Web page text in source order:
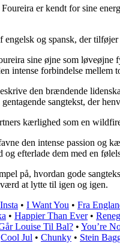
er kendt for sine
og spansk, der
sine øjne som
intense forbindelse mellem
den brændende
sangtekst, der
kærlighed som en
den intense passion og
efterlade dem med en
på, hvordan gode
at lytte til igen og igen.
• I Want You • Fra
• Happier Than Ever•
Louise Til Bal? • You’re
Cool Jul • Chunky • Stein